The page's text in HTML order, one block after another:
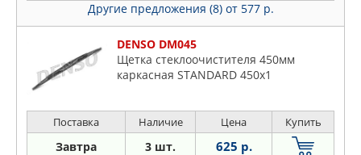
Другие предложения (8) от 577 р.
DENSO DM045
Щетка стеклоочистителя 450мм
каркасная STANDARD 450x1
Поставка Наличие Цена Купить
Завтра 3 шт. 625 р.